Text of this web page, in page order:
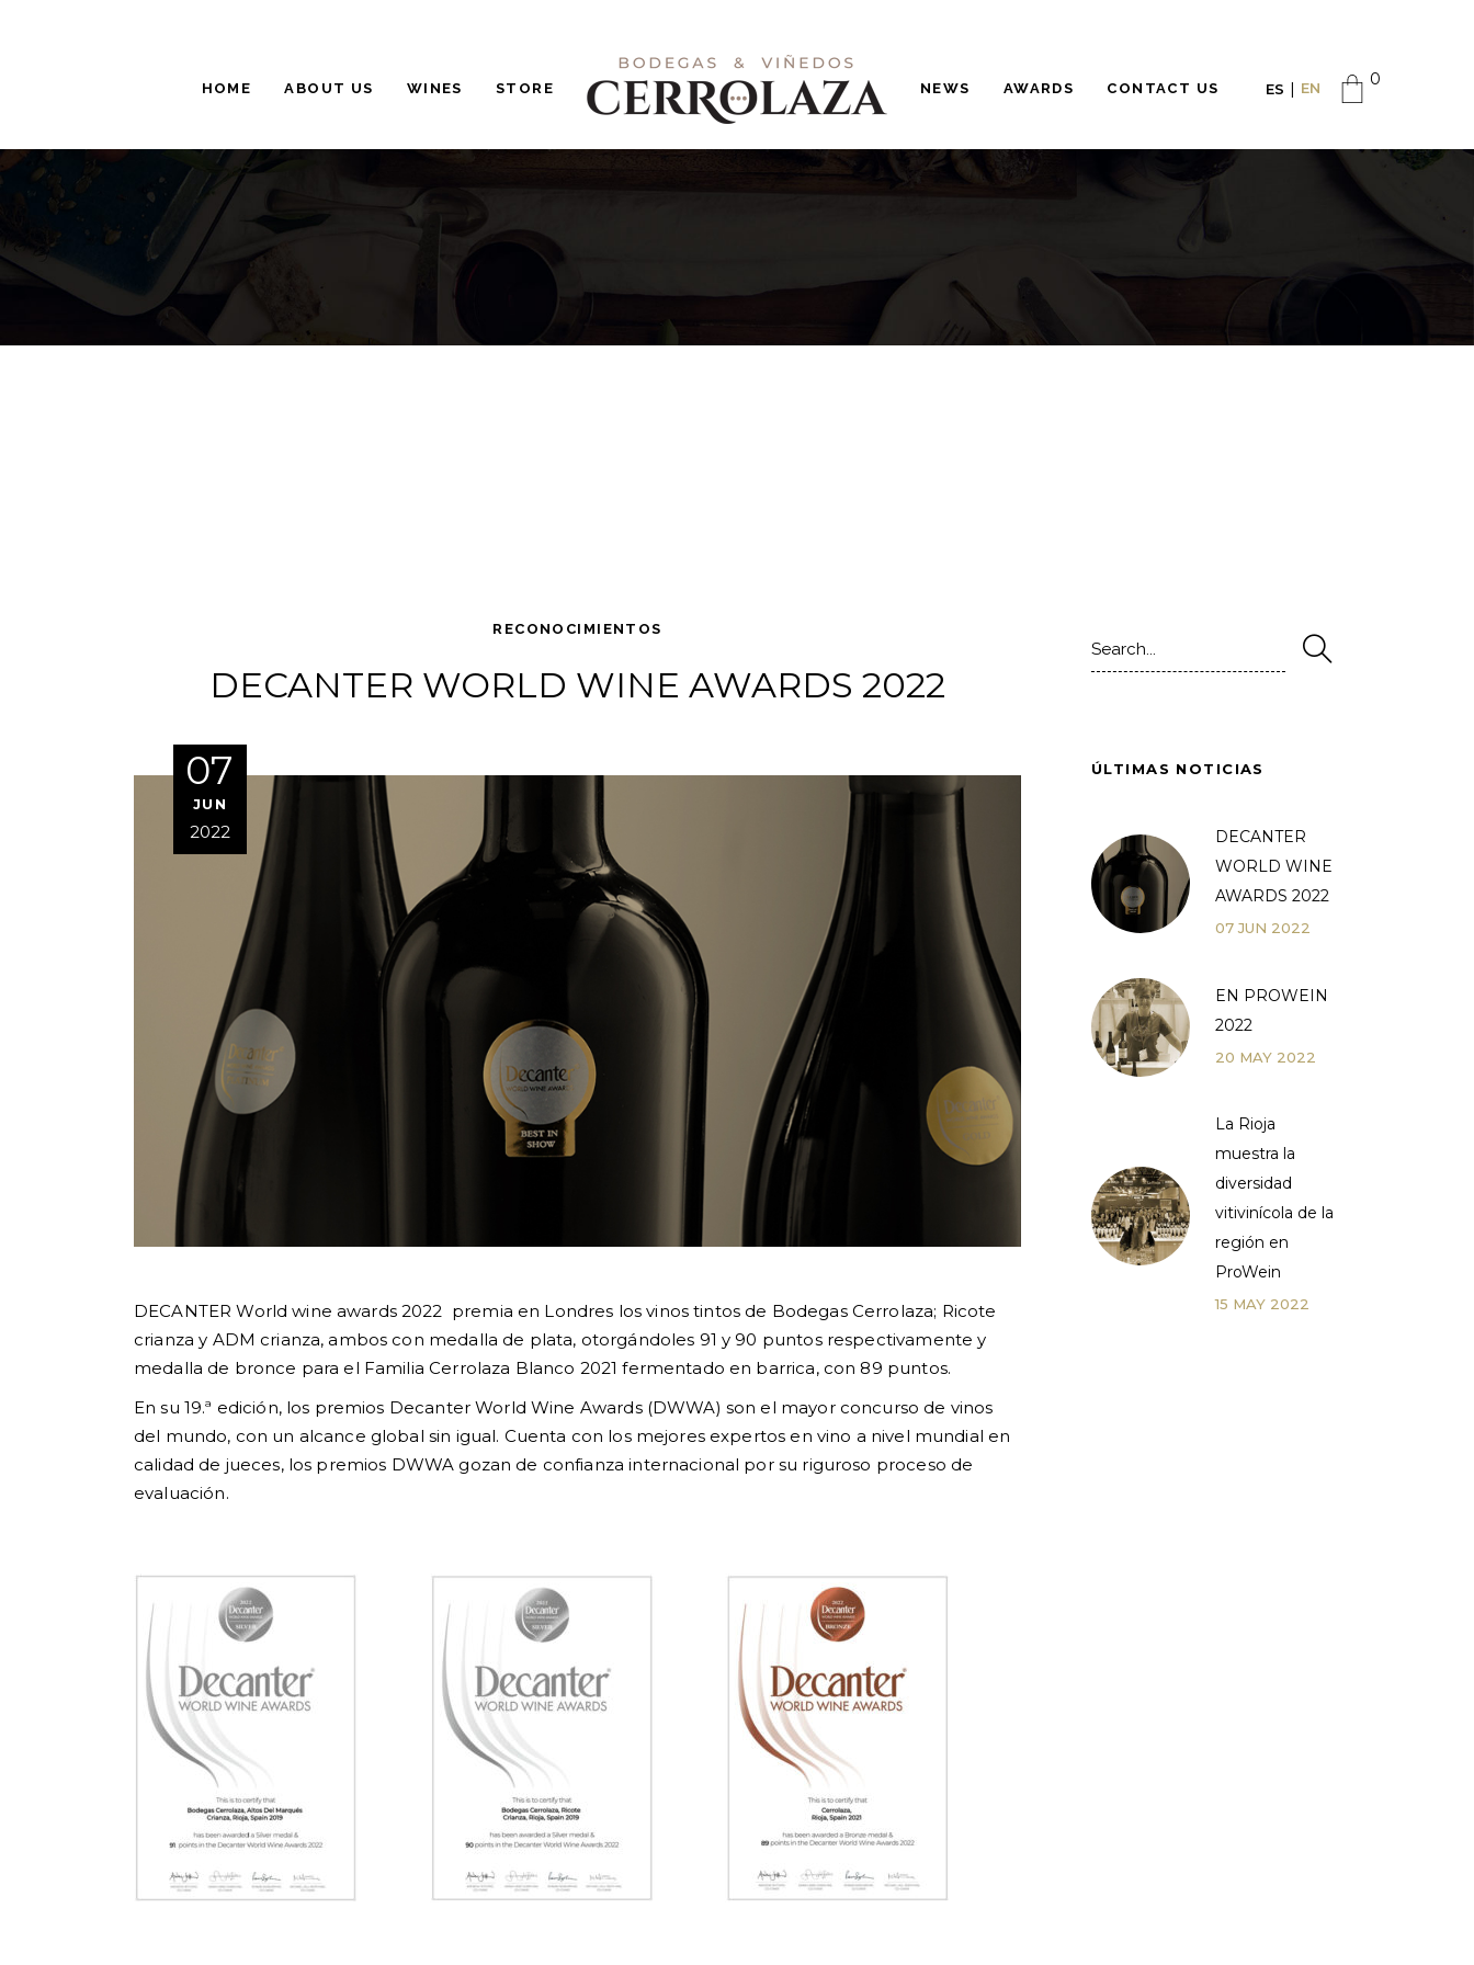
HOME ABOUT US WINES STORE NEWS AWARDS CONTACT US ES EN 0
RECONOCIMIENTOS
DECANTER WORLD WINE AWARDS 2022
07
JUN
2022
DECANTER World wine awards 2022 premia en Londres los vinos tintos de Bodegas Cerrolaza; Ricote
crianza y ADM crianza, ambos con medalla de plata, otorgándoles 91 y 90 puntos respectivamente y
medalla de bronce para el Familia Cerrolaza Blanco 2021 fermentado en barrica, con 89 puntos.
En su 19.ª edición, los premios Decanter World Wine Awards (DWWA) son el mayor concurso de vinos
del mundo, con un alcance global sin igual. Cuenta con los mejores expertos en vino a nivel mundial en
calidad de jueces, los premios DWWA gozan de confianza internacional por su riguroso proceso de
evaluación.
for:
ÚLTIMAS NOTICIAS
DECANTER
WORLD WINE
AWARDS 2022
07 JUN 2022
EN PROWEIN
2022
20 MAY 2022
La Rioja
muestra la
diversidad
vitivinícola de la
región en
ProWein
15 MAY 2022